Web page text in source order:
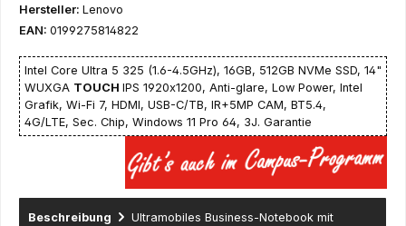
Hersteller: Lenovo
EAN: 0199275814822
Intel Core Ultra 5 325 (1.6-4.5GHz), 16GB, 512GB NVMe SSD, 14"
WUXGA TOUCH IPS 1920x1200, Anti-glare, Low Power, Intel
Grafik, Wi-Fi 7, HDMI, USB-C/TB, IR+5MP CAM, BT5.4,
4G/LTE, Sec. Chip, Windows 11 Pro 64, 3J. Garantie
Beschreibung
Ultramobiles Business-Notebook mit